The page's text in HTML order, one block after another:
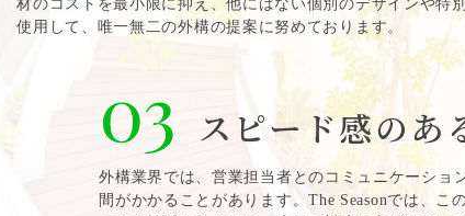
材のコストを最小限に抑え、他にはない個別のデザインや特
使用して、唯一無二の外構の提案に努めております。
03 スピード感のあ
外構業界では、営業担当者とのコミュニケーショ
間がかかることがあります。The Seasonでは、こ